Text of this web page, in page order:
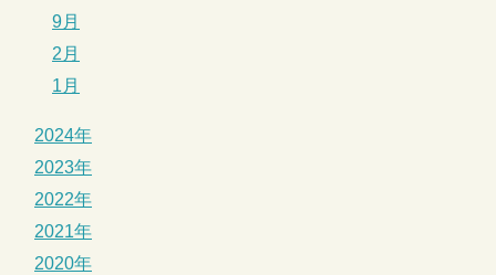
9月
2月
1月
2024年
2023年
2022年
2021年
2020年